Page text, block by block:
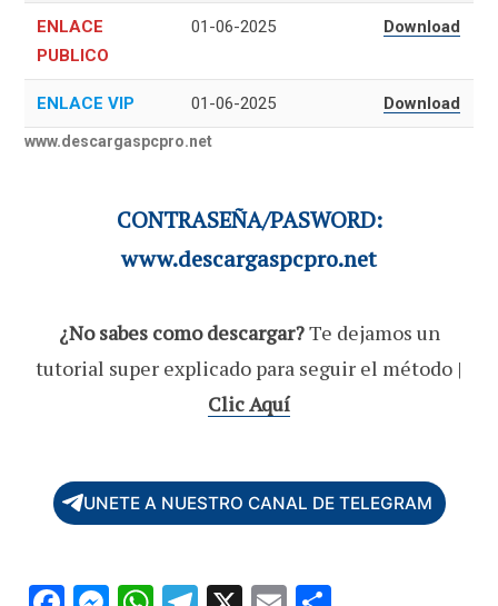
ENLACE
PUBLICO
01-06-2025 Download
ENLACE VIP 01-06-2025 Download
www.descargaspcpro.net
CONTRASEÑA/PASWORD:
www.descargaspcpro.net
¿No sabes como descargar?Te dejamos un
tutorial super explicado para seguir el método |
Clic Aquí
UNETE A NUESTRO CANAL DE TELEGRAM